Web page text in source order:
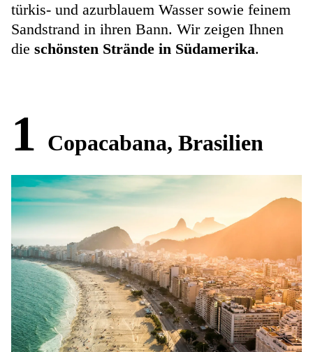
türkis- und azurblauem Wasser sowie feinem
Sandstrand in ihren Bann. Wir zeigen Ihnen
die schönsten Strände in Südamerika.
1 Copacabana, Brasilien